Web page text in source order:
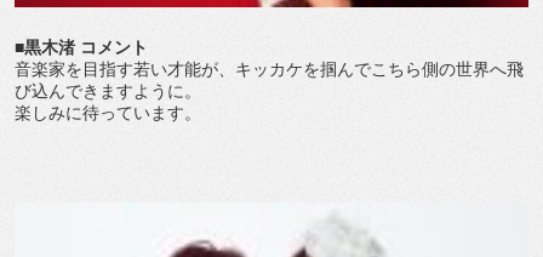
■黒木渚 コメント
音楽家を目指す若い才能が、キッカケを掴んでこちら側の世界へ飛
び込んできますように。
楽しみに待っています。